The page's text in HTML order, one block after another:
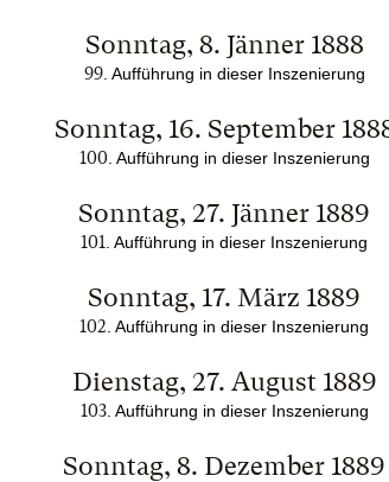
Sonntag, 8. Jänner 1888
99. Aufführung in dieser Inszenierung
Sonntag, 16. September
100. Aufführung in dieser Inszenierung
Sonntag, 27. Jänner 1889
101 . Aufführung in dieser Inszenierung
Sonntag, 17. März 1889
102 . Aufführung in dieser Inszenierung
Dienstag, 27. August 1889
103. Aufführung in dieser Inszenierung
Sonntag, 8. Dezember 1889